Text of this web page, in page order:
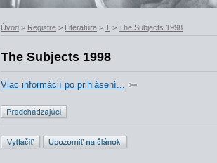
Úvod > Registre > Literatúra > T > The Subjects 1998
The Subjects 1998
Viac informácií po prihlásení...